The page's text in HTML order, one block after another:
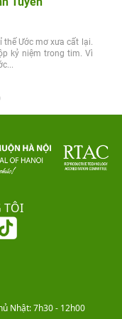
Ước mơ xưa cất lại.
kỷ niệm trong tim. Vì
TÔI
Nhật: 7h30 - 12h00